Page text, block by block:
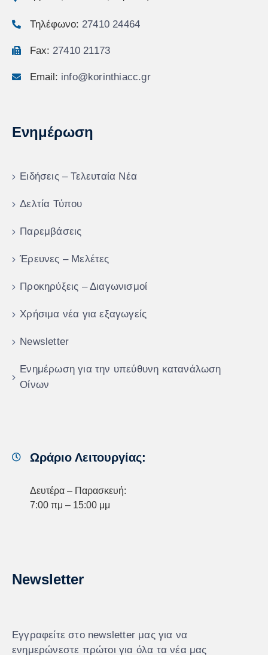
Τηλέφωνο: 27410 24464
Fax: 27410 21173
Email: info@korinthiacc.gr
Ενημέρωση
Ειδήσεις – Τελευταία Νέα
Δελτία Τύπου
Παρεμβάσεις
Έρευνες – Μελέτες
Προκηρύξεις – Διαγωνισμοί
Χρήσιμα νέα για εξαγωγείς
Newsletter
Ενημέρωση για την υπεύθυνη κατανάλωση
Οίνων
Ωράριο Λειτουργίας:
Δευτέρα – Παρασκευή:
7:00 πμ – 15:00 μμ
Newsletter
Εγγραφείτε στο newsletter μας για να
ενημερώνεστε πρώτοι για όλα τα νέα μας